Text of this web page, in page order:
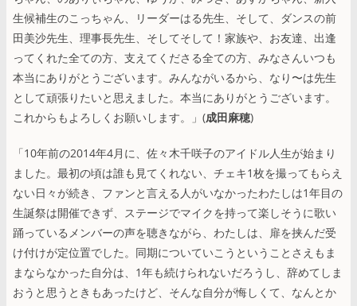
生候補生のこっちゃん、リーダーはる先生、そして、ダンスの前
田美沙先生、理事長先生、そしてそして！家族や、お友達、出逢
ってくれた全ての方、支えてくださる全ての方、みなさんいつも
本当にありがとうございます。みんながいるから、なり〜は先生
として頑張りたいと思えました。本当にありがとうございます。
これからもよろしくお願いします。」(成田麻穂)
「10年前の2014年4月に、佐々木千咲子のアイドル人生が始まり
ました。最初の頃は誰も見てくれない、チェキ1枚を撮ってもらえ
ない日々が続き、ファンと言える人がいなかったわたしは1年目の
生誕祭は開催できず、ステージでマイクを持って楽しそうに歌い
踊っているメンバーの声を聴きながら、わたしは、扉を挟んだ受
け付けが定位置でした。同期についていこうということさえもま
まならなかった自分は、1年も続けられないだろうし、辞めてしま
おうと思うときもあったけど、そんな自分が悔しくて、なんとか